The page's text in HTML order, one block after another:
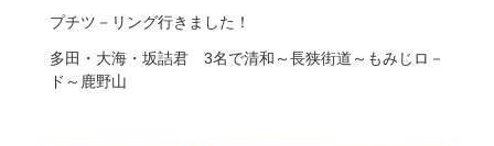
プチツ－リング行きました！
多田・大海・坂詰君 3名で清和～長狭街道～もみじロ－
ド～鹿野山